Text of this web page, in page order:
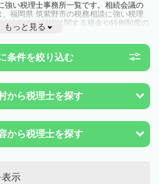
強い税理士事務所一覧です。相続会議の
、福岡県 筑紫野市の税務相談に強い税理
来ます。相続に関する税金や特例制度の
してみましょう。
もっと見る
条件を絞り込む
から税理士を探す
から税理士を探す
示